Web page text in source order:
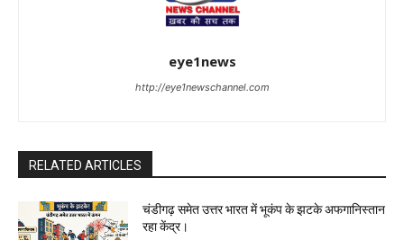
eye1news
http://eye1newschannel.com
RELATED ARTICLES
चंडीगढ़ समेत उत्तर भारत में भूकंप के झटके अफगानिस्तान
रहा केंद्र।